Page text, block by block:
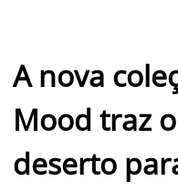
A nova
Mood traz
deserto